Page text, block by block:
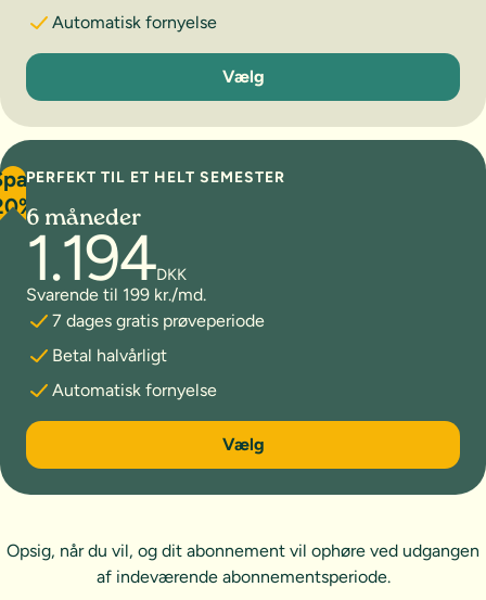
Automatisk fornyelse
3 måneder
Vælg
PERFEKT TIL ET HELT SEMESTER
6 måneder
1.194DKK
Svarende til 199 kr./md.
7 dages gratis prøveperiode
Betal halvårligt
Automatisk fornyelse
6 måneder
Vælg
Opsig, når du vil, og dit abonnement vil ophøre ved udgangen
af indeværende abonnementsperiode.